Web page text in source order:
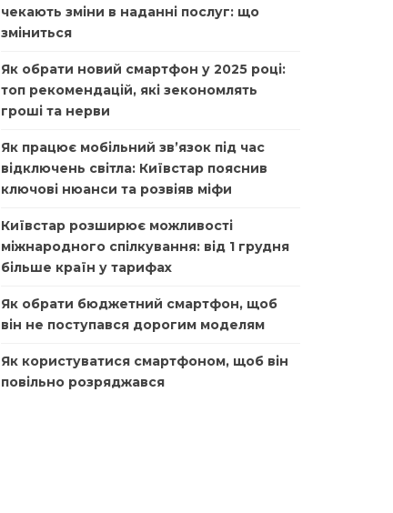
чекають зміни в наданні послуг: що
зміниться
Як обрати новий смартфон у 2025 році:
топ рекомендацій, які зекономлять
гроші та нерви
Як працює мобільний зв’язок під час
відключень світла: Київстар пояснив
ключові нюанси та розвіяв міфи
Київстар розширює можливості
міжнародного спілкування: від 1 грудня
більше країн у тарифах
Як обрати бюджетний смартфон, щоб
він не поступався дорогим моделям
Як користуватися смартфоном, щоб він
повільно розряджався